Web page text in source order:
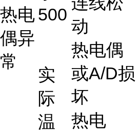
热电
偶异
常
500
动
实
际
温
热电偶
或A/D损
坏
热电